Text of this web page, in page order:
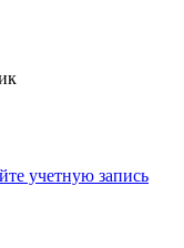
учетную запись